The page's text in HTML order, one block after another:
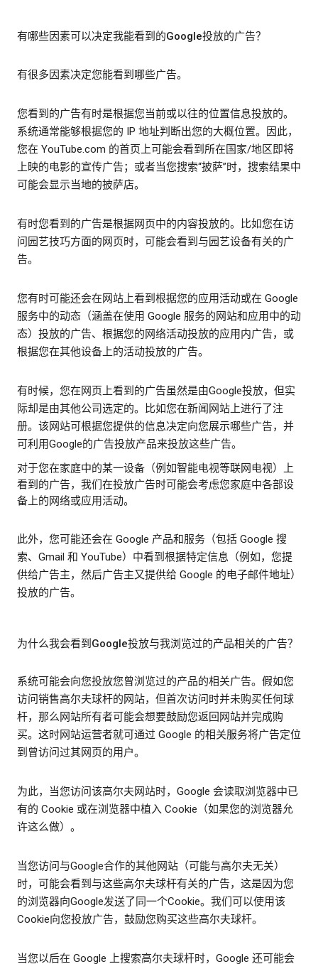
有哪些因素可以决定我能看到的Google投放的广告？
有很多因素决定您能看到哪些广告。
您看到的广告有时是根据您当前或以往的位置信息投放的。
系统通常能够根据您的 IP 地址判断出您的大概位置。因此，
您在 YouTube.com 的首页上可能会看到所在国家/地区即将
上映的电影的宣传广告；或者当您搜索“披萨”时，搜索结果中
可能会显示当地的披萨店。
有时您看到的广告是根据网页中的内容投放的。比如您在访
问园艺技巧方面的网页时，可能会看到与园艺设备有关的广
告。
您有时可能还会在网站上看到根据您的应用活动或在 Google
服务中的动态（涵盖在使用 Google 服务的网站和应用中的动
态）投放的广告、根据您的网络活动投放的应用内广告，或
根据您在其他设备上的活动投放的广告。
有时候，您在网页上看到的广告虽然是由Google投放，但实
际却是由其他公司选定的。比如您在新闻网站上进行了注
册。该网站可根据您提供的信息决定向您展示哪些广告，并
可利用Google的广告投放产品来投放这些广告。
对于您在家庭中的某一设备（例如智能电视等联网电视）上
看到的广告，我们在投放广告时可能会考虑您家庭中各部设
备上的网络或应用活动。
此外，您可能还会在 Google 产品和服务（包括 Google 搜
索、Gmail 和 YouTube）中看到根据特定信息（例如，您提
供给广告主，然后广告主又提供给 Google 的电子邮件地址）
投放的广告。
为什么我会看到Google投放与我浏览过的产品相关的广告？
系统可能会向您投放您曾浏览过的产品的相关广告。假如您
访问销售高尔夫球杆的网站，但首次访问时并未购买任何球
杆，那么网站所有者可能会想要鼓励您返回网站并完成购
买。这时网站运营者就可通过 Google 的相关服务将广告定位
到曾访问过其网页的用户。
为此，当您访问该高尔夫网站时，Google 会读取浏览器中已
有的 Cookie 或在浏览器中植入 Cookie（如果您的浏览器允
许这么做）。
当您访问与Google合作的其他网站（可能与高尔夫无关）
时，可能会看到与这些高尔夫球杆有关的广告，这是因为您
的浏览器向Google发送了同一个Cookie。我们可以使用该
Cookie向您投放广告，鼓励您购买这些高尔夫球杆。
当您以后在 Google 上搜索高尔夫球杆时，Google 还可能会